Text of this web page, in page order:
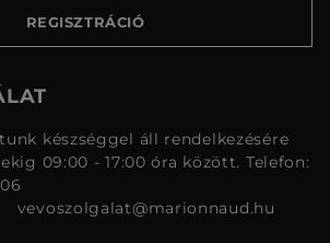
REGISZTRÁCIÓ
készséggel áll rendelkezésére
09:00 - 17:00 óra között. Telefon:
vevoszolgalat@marionnaud.hu